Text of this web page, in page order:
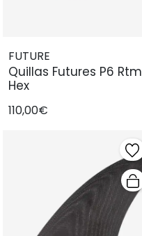
FUTURE
Quillas Futures P6 Rtm
Hex
110,00€